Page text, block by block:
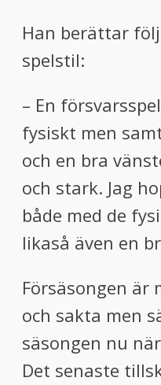
Han berättar
spelstil:
– En
fysiskt men
och en bra
och stark. Jag
både med de
likaså även en
Försäsongen är
och sakta men
säsongen nu
Det senaste